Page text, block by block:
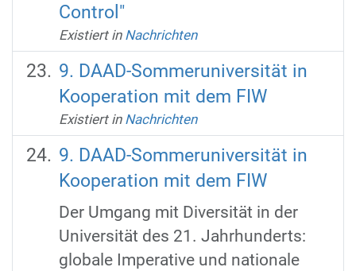
Control"
Existiert in Nachrichten
9. DAAD-Sommeruniversität in
Kooperation mit dem FIW
Existiert in Nachrichten
9. DAAD-Sommeruniversität in
Kooperation mit dem FIW
Der Umgang mit Diversität in der
Universität des 21. Jahrhunderts:
globale Imperative und nationale